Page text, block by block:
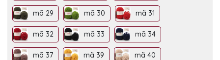
mã 29 mã 30 mã 31
mã 32 mã 33 mã 34
mã 37 mã 39 mã 40